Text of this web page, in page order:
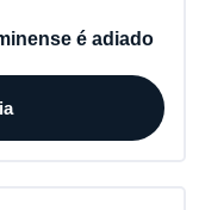
é adiado